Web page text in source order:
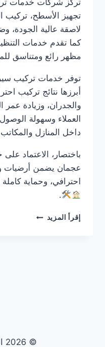
تركز شركات خدمات
تجهيز الأسطح، تركيب
لاصقة عالية الجودة،
كما تقدم خدمات
مظهر رائع ومتناسق
توفر خدمات تركيب
أبرزها نتائج تركيب
والجدران، وزيادة
العملاء وسهولة
داخل المنازل
باختصار، الاعتماد
عجمان يضمن أرضيات
احترافي، وحماية
.
إقرأ المزيد شركة
© 2026 الواحة elwaha